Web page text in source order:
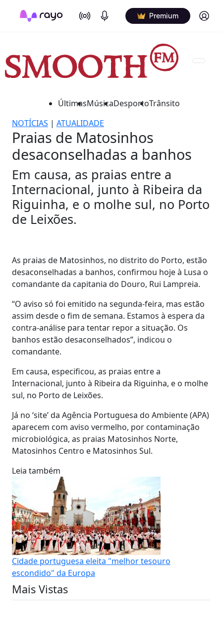
On Air Podcasts Premium Log in
ÚltimasMúsicaDesportoTrânsito
NOTÍCIAS | ATUALIDADE
Praias de Matosinhos
desaconselhadas a banhos
Em causa, as praias entre a
Internacional, junto à Ribeira da
Riguinha, e o molhe sul, no Porto
de Leixões.
As praias de Matosinhos, no distrito do Porto, estão
desaconselhadas a banhos, confirmou hoje à Lusa o
comandante da capitania do Douro, Rui Lampreia.
“O aviso só foi emitido na segunda-feira, mas estão
assim desde o fim de semana. Estamos à espera da
contra-análise para tentar repor a situação. Os
banhos estão desaconselhados”, indicou o
comandante.
Em causa, especificou, as praias entre a
Internacional, junto à Ribeira da Riguinha, e o molhe
sul, no Porto de Leixões.
Já no ‘site’ da Agência Portuguesa do Ambiente (APA)
aparecem com aviso vermelho, por contaminação
microbiológica, as praias Matosinhos Norte,
Matosinhos Centro e Matosinhos Sul.
Leia também
Cidade portuguesa eleita "melhor tesouro
escondido" da Europa
Mais Vistas